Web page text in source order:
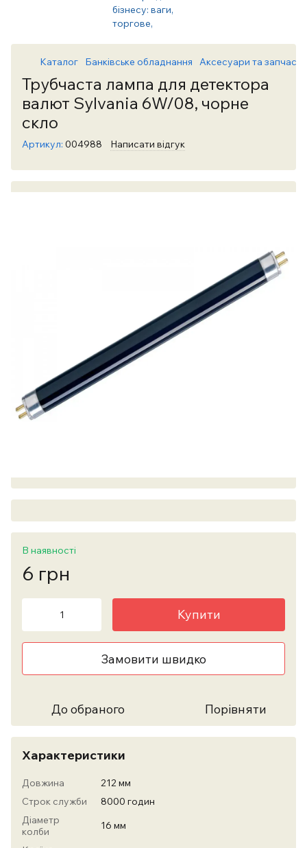
Каталог Банківське обладнання Аксесуари та
Трубчаста лампа для детектора
валют Sylvania 6W/08, чорне
скло
Артикул: 004988 Написати відгук
В наявності
6 грн
Купити
Замовити швидко
До обраного Порівняти
Характеристики
Довжина
212 мм
Строк служби
8000 годин
Діаметр
колби
16 мм